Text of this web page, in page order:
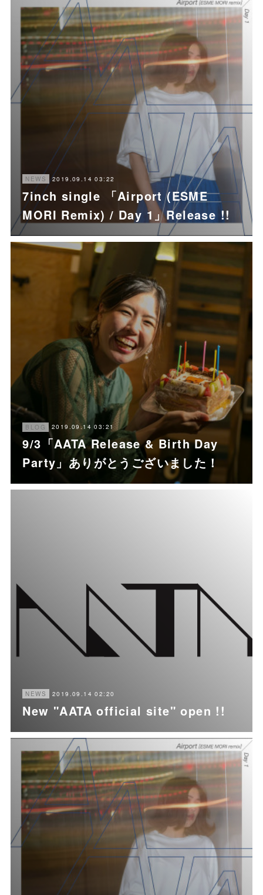
NEWS 2019.09.14 03:22
7inch single 「Airport (ESME
MORI Remix) / Day 1」Release !!
BLOG 2019.09.14 03:21
9/3「AATA Release & Birth Day
Party」ありがとうございました！
NEWS 2019.09.14 02:20
New "AATA official site" open !!